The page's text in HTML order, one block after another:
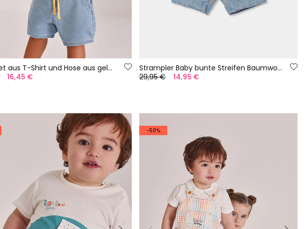
Baby-Set aus T-Shirt und Hose aus gelber und blauer Baumwolle.
16,45 €
Strampler Baby bunte Streifen Baumwolle
29,95 €
14,95 €
-50%